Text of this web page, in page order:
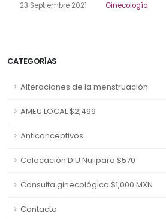
CATEGORÍAS
Alteraciones de la menstruación
AMEU LOCAL $2,499
Anticonceptivos
Colocación DIU Nulipara $570
Consulta ginecológica $1,000 MXN
Contacto
23 Septiembre 2021 Ginecología